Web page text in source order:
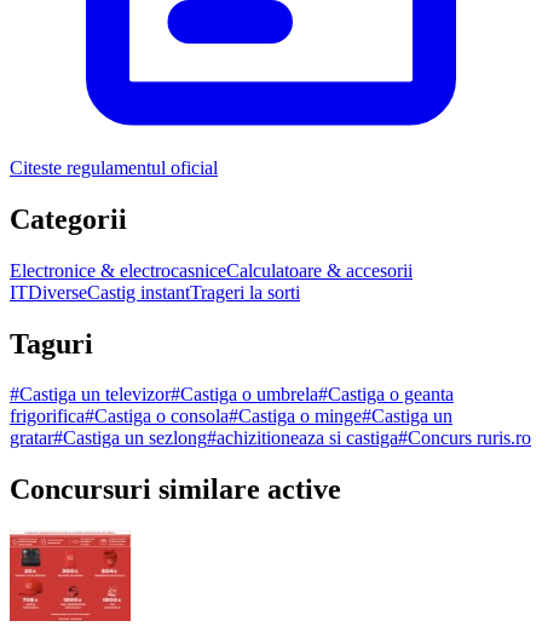
Citeste regulamentul oficial
Categorii
Electronice & electrocasniceCalculatoare & accesorii
ITDiverseCastig instantTrageri la sorti
Taguri
#Castiga un televizor#Castiga o umbrela#Castiga o geanta
frigorifica#Castiga o consola#Castiga o minge#Castiga un
gratar#Castiga un sezlong#achizitioneaza si castiga#Concurs ruris.ro
Concursuri similare active